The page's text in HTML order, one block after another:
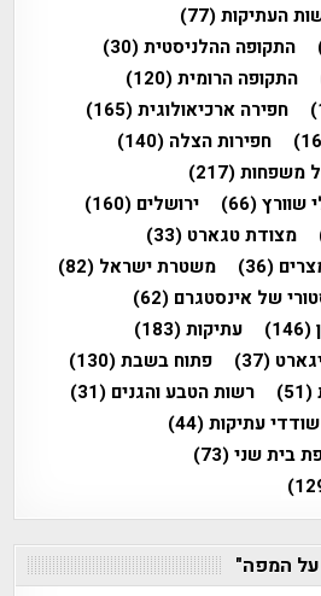
העתיקות(77)
התקופה ההלניסטית(30)
התקופה הרומית(120)
חפירה ארכיאולוגית(165)
חפירות הצלה (140)
משפחות(217)
שוורץ(66) ירושלים (160)
מצודת טגארט (33)
(36) משטרת ישראל (82)
של אינסטגרם (62)
(146) עתיקות(183)
(37) פתוח בשבת(130)
(51) רשות הטבע והגנים (31)
שודדי עתיקות(44)
בית שני(73)
על המפה"